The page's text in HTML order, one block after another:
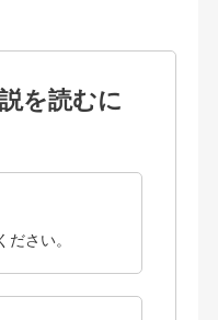
を読むに
ださい。